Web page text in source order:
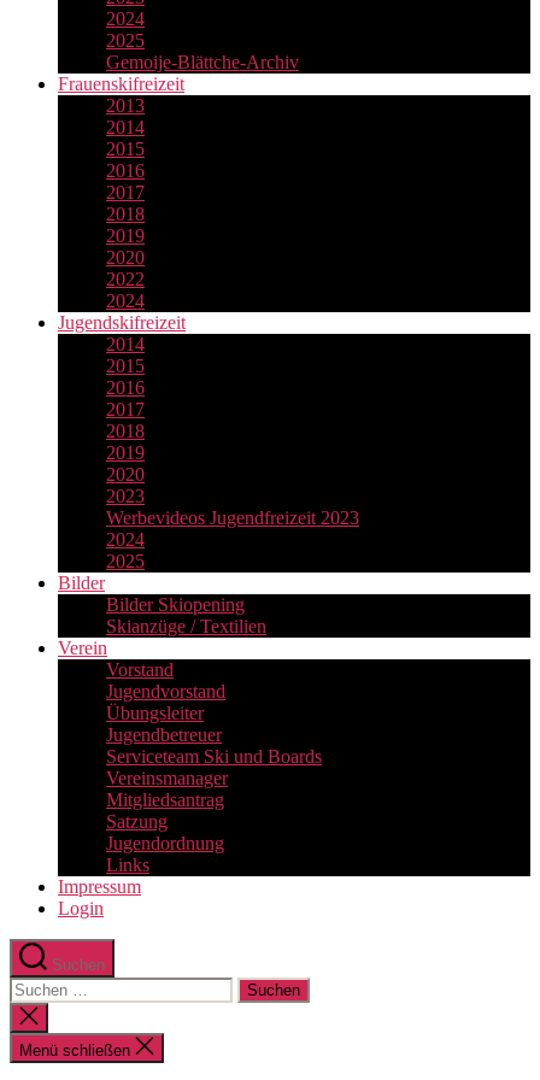
2024
2025
Gemoije-Blättche-Archiv
Frauenskifreizeit
2013
2014
2015
2016
2017
2018
2019
2020
2022
2024
Jugendskifreizeit
2014
2015
2016
2017
2018
2019
2020
2023
Werbevideos Jugendfreizeit 2023
2024
2025
Bilder
Bilder Skiopening
Skianzüge / Textilien
Verein
Vorstand
Jugendvorstand
Übungsleiter
Jugendbetreuer
Serviceteam Ski und Boards
Vereinsmanager
Mitgliedsantrag
Satzung
Jugendordnung
Links
Impressum
Login
Suchen
Suchen
nach:
Suche
schließen
Menü schließen